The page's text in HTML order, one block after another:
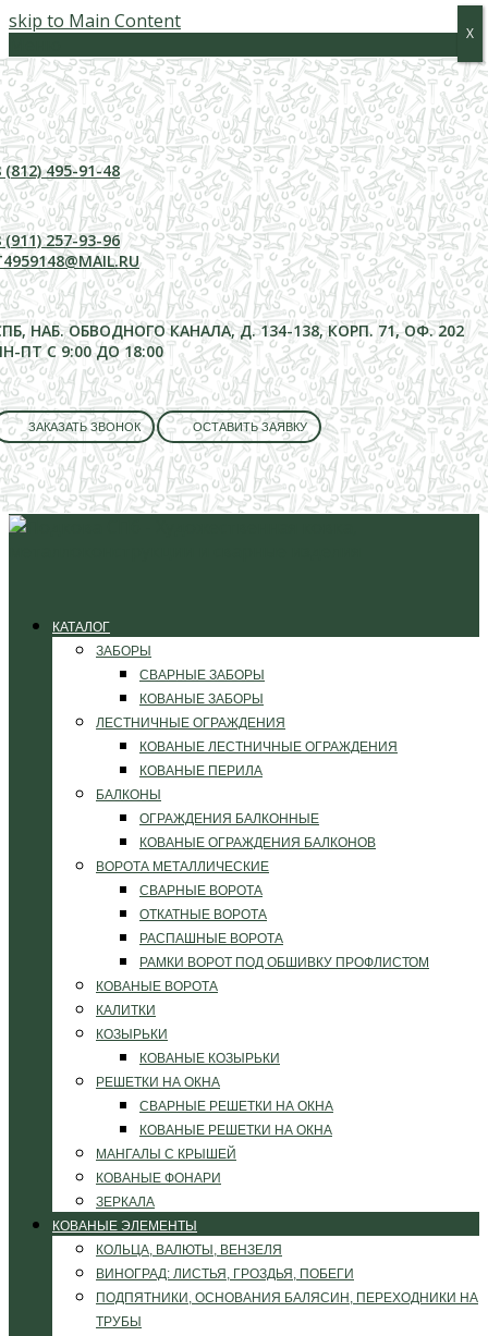
skip to Main Content
(812) 495-91-48
(911) 257-93-96
НАБ. ОБВОДНОГО КАНАЛА, Д. 134-138, КОРП. 71, ОФ. 202
ПТ С 9:00 ДО 18:00
ЗАКАЗАТЬ ЗВОНОК ОСТАВИТЬ ЗАЯВКУ
КАТАЛОГ
ЗАБОРЫ
СВАРНЫЕ ЗАБОРЫ
КОВАНЫЕ ЗАБОРЫ
ЛЕСТНИЧНЫЕ ОГРАЖДЕНИЯ
КОВАНЫЕ ЛЕСТНИЧНЫЕ ОГРАЖДЕНИЯ
КОВАНЫЕ ПЕРИЛА
БАЛКОНЫ
ОГРАЖДЕНИЯ БАЛКОННЫЕ
КОВАНЫЕ ОГРАЖДЕНИЯ БАЛКОНОВ
ВОРОТА МЕТАЛЛИЧЕСКИЕ
СВАРНЫЕ ВОРОТА
ОТКАТНЫЕ ВОРОТА
РАСПАШНЫЕ ВОРОТА
РАМКИ ВОРОТ ПОД ОБШИВКУ ПРОФЛИСТОМ
КОВАНЫЕ ВОРОТА
КАЛИТКИ
КОЗЫРЬКИ
КОВАНЫЕ КОЗЫРЬКИ
РЕШЕТКИ НА ОКНА
СВАРНЫЕ РЕШЕТКИ НА ОКНА
КОВАНЫЕ РЕШЕТКИ НА ОКНА
МАНГАЛЫ С КРЫШЕЙ
КОВАНЫЕ ФОНАРИ
ЗЕРКАЛА
КОВАНЫЕ ЭЛЕМЕНТЫ
КОЛЬЦА, ВАЛЮТЫ, ВЕНЗЕЛЯ
ВИНОГРАД: ЛИСТЬЯ, ГРОЗДЬЯ, ПОБЕГИ
ПОДПЯТНИКИ, ОСНОВАНИЯ БАЛЯСИН, ПЕРЕХОДНИКИ НА
ТРУБЫ
Х
Х